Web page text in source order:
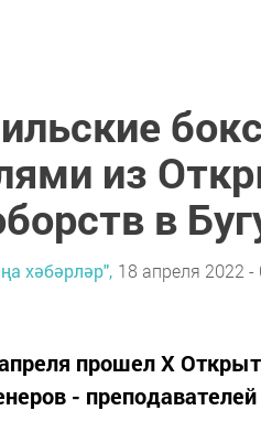
из
в
хәбәрләр", 18 апреля 2022 -
прошел X
-